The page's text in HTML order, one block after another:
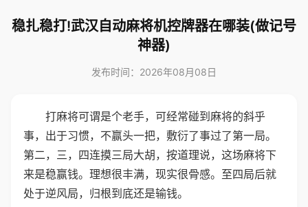
稳扎稳打!武汉自动麻将机控牌器在哪装(做记号
神器)
发布时间：2026年08月08日
打麻将可谓是个老手，可经常碰到麻将的斜乎
事，出于习惯，不赢头一把，敷衍了事过了第一局。
第二，三，四连摸三局大胡，按道理说，这场麻将下
来是稳赢钱。理想很丰满，现实很骨感。至四局后就
处于逆风局，归根到底还是输钱。